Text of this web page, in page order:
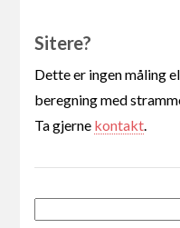
Sitere?
Dette er ingen måling
beregning med
Ta gjerne kontakt.